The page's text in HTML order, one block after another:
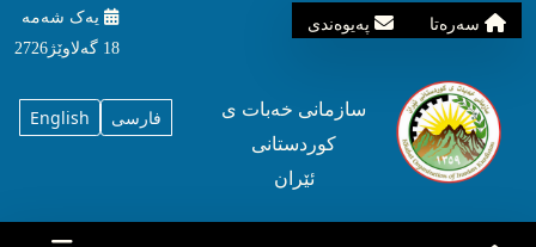
سه‌ره‌تا په‌یوه‌ندی
یه‌ک شه‌مه‌
18 گه‌لاوێژ2726
English فارسی
سازمانی خه‌بات ی
کوردستانی
ئێران